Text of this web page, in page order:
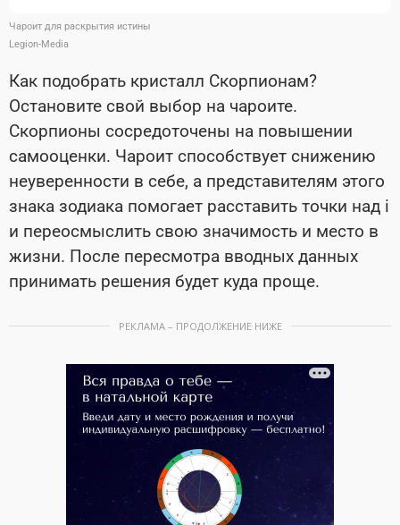
Чароит для раскрытия истины
Legion-Media
Как подобрать кристалл Скорпионам?
Остановите свой выбор на чароите.
Скорпионы сосредоточены на повышении
самооценки. Чароит способствует снижению
неуверенности в себе, а представителям этого
знака зодиака помогает расставить точки над i
и переосмыслить свою значимость и место в
жизни. После пересмотра вводных данных
принимать решения будет куда проще.
РЕКЛАМА – ПРОДОЛЖЕНИЕ НИЖЕ